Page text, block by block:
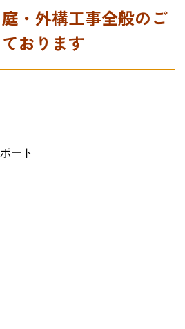
・外構工事全般のご
おります
ート